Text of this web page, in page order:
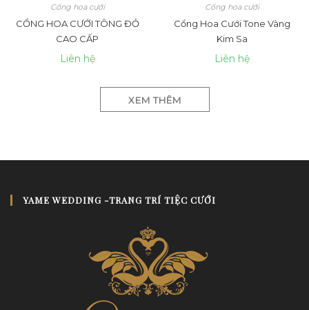
Cổng hoa cưới
CỔNG HOA CƯỚI TÔNG ĐỎ
CAO CẤP
Liên hệ
Cổng hoa cưới
Cổng Hoa Cưới Tone Vàng
Kim Sa
Liên hệ
XEM THÊM
YAME WEDDING -TRANG TRÍ TIỆC CƯỚI